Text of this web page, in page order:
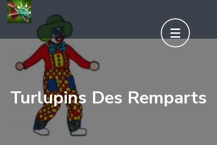
Aller
au
contenu
(Pressez
Entrée)
Turlupins Des Remparts